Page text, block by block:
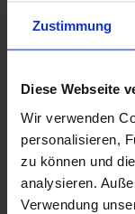
Zustimmung
Diese Webseite
Wir verwenden
personalisieren,
zu können und
analysieren.
Verwendung
Volpension
Binnenhut van
€ 1.409p.p.